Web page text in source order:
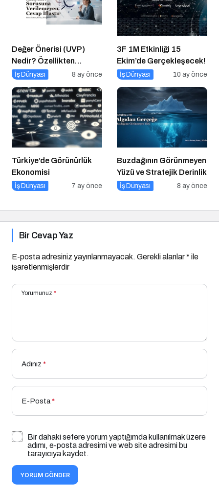
Değer Önerisi (UVP)
Nedir? Özellikten
Faydaya Geçiş
İş Dünyası 8 ay önce
3F 1M Etkinliği 15
Ekim’de Gerçekleşecek!
İş Dünyası 10 ay önce
Türkiye’de Görünürlük
Ekonomisi
İş Dünyası 7 ay önce
Buzdağının Görünmeyen
Yüzü ve Stratejik Derinlik
İş Dünyası 8 ay önce
Bir Cevap Yaz
E-posta adresiniz yayınlanmayacak. Gerekli alanlar* ile
işaretlenmişlerdir
Yorumunuz *
Adınız *
E-Posta*
Bir dahaki sefere yorum yaptığımda kullanılmak üzere
adımı, e-posta adresimi ve web site adresimi bu
tarayıcıya kaydet.
YORUM GÖNDER